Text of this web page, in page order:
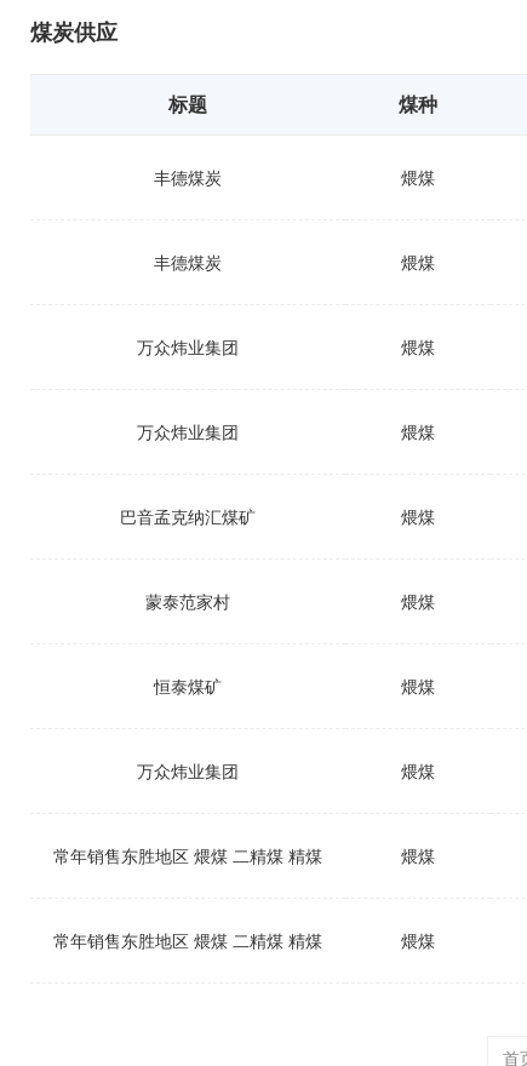
煤炭供应
标题 煤种
丰德煤炭 煨煤
丰德煤炭 煨煤
万众炜业集团 煨煤
万众炜业集团 煨煤
巴音孟克纳汇煤矿 煨煤
蒙泰范家村 煨煤
恒泰煤矿 煨煤
万众炜业集团 煨煤
常年销售东胜地区 煨煤 二精煤 精煤 煨煤
常年销售东胜地区 煨煤 二精煤 精煤 煨煤
首